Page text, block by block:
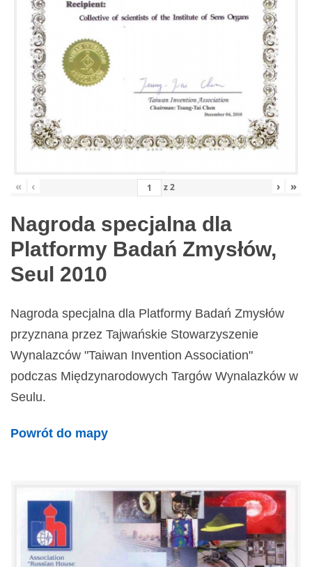
« ‹ z2 › »
Nagroda specjalna dla
Platformy Badań Zmysłów,
Seul 2010
Nagroda specjalna dla Platformy Badań Zmysłów
przyznana przez Tajwańskie Stowarzyszenie
Wynalazców "Taiwan Invention Association"
podczas Międzynarodowych Targów Wynalazków w
Seulu.
Powrót do mapy